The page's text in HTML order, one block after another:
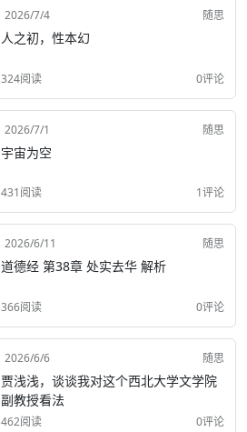
2026/7/4 随思
人之初，性本幻
324阅读 0评论
2026/7/1 随思
宇宙为空
431阅读 1评论
2026/6/11 随思
道德经 第38章 处实去华 解析
366阅读 0评论
2026/6/6 随思
贾浅浅，谈谈我对这个西北大学文学院
副教授看法
462阅读 0评论